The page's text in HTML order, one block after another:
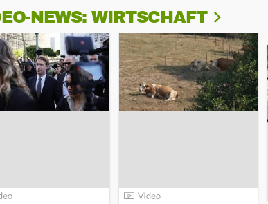
NEWS: WIRTSCHAFT